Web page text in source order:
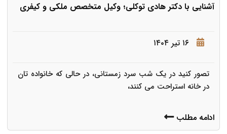
آشنایی با دکتر هادی توکلی؛ وکیل متخصص ملکی و کیفری
۱۶ تیر ۱۴۰۴
تصور کنید در یک شب سرد زمستانی، در حالی که خانواده تان
در خانه استراحت می کنند،
ادامه مطلب